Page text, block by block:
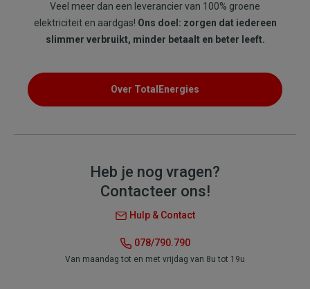
Veel meer dan een leverancier van 100% groene
elektriciteit en aardgas! Ons doel: zorgen dat iedereen
slimmer verbruikt, minder betaalt en beter leeft.
Over TotalEnergies
Heb je nog vragen?
Contacteer ons!
Hulp & Contact
078/790.790
Van maandag tot en met vrijdag van 8u tot 19u